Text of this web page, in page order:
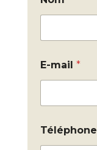
E-mail *
Téléphone